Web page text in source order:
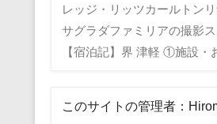
レッジ・リッツカールトンリ
サグラダファミリアの撮影
【宿泊記】界 津軽 ①施設・
このサイトの管理者：